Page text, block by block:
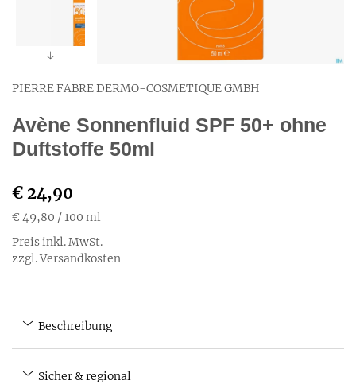
PIERRE FABRE DERMO-COSMETIQUE GMBH
Avène Sonnenfluid SPF 50+ ohne
Duftstoffe 50ml
€ 24,90
€ 49,80 / 100 ml
Preis inkl. MwSt.
zzgl. Versandkosten
Beschreibung
Sicher & regional